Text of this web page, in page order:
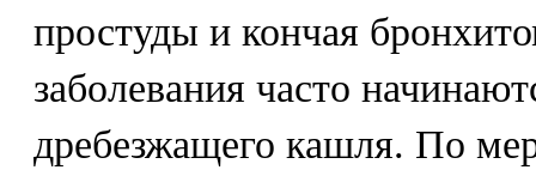
простуды и кончая
заболевания часто
дребезжащего кашля. По